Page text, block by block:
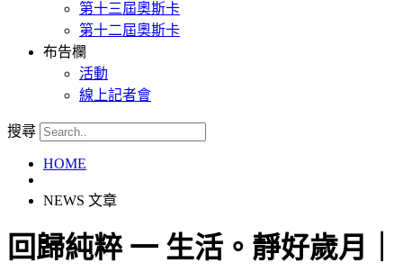
第十三屆奧斯卡
第十二屆奧斯卡
布告欄
活動
線上記者會
搜尋
HOME
NEWS 文章
回歸純粹 一 生活。靜好歲月｜